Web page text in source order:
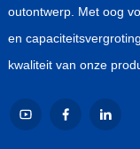
outontwerp. Met oog
en
kwaliteit van onze